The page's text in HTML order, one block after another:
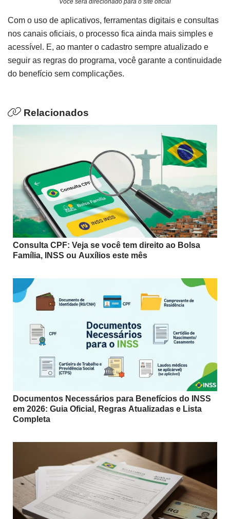
Você será direcionado para o site oficial
Com o uso de aplicativos, ferramentas digitais e consultas
nos canais oficiais, o processo fica ainda mais simples e
acessível. E, ao manter o cadastro sempre atualizado e
seguir as regras do programa, você garante a continuidade
do benefício sem complicações.
Relacionados
Consulta CPF: Veja se você tem direito ao Bolsa
Família, INSS ou Auxílios este mês
Documentos Necessários para Benefícios do INSS
em 2026: Guia Oficial, Regras Atualizadas e Lista
Completa